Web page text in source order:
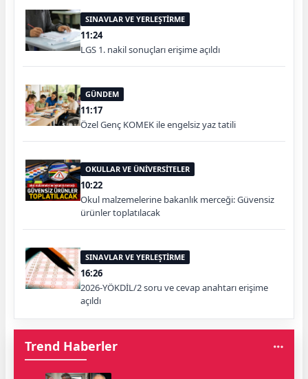
SINAVLAR VE YERLEŞTİRME
11:24
LGS 1. nakil sonuçları erişime açıldı
GÜNDEM
11:17
Özel Genç KOMEK ile engelsiz yaz tatili
OKULLAR VE ÜNİVERSİTELER
10:22
Okul malzemelerine bakanlık merceği: Güvensiz
ürünler toplatılacak
SINAVLAR VE YERLEŞTİRME
16:26
2026-YÖKDİL/2 soru ve cevap anahtarı erişime
açıldı
Trend Haberler